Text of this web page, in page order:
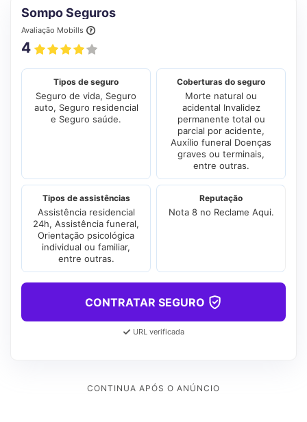
Sompo Seguros
Avaliação Mobills
4
Tipos de seguro
Seguro de vida, Seguro
auto, Seguro residencial
e Seguro saúde.
Coberturas do seguro
Morte natural ou
acidental Invalidez
permanente total ou
parcial por acidente,
Auxílio funeral Doenças
graves ou terminais,
entre outras.
Tipos de assistências
Assistência residencial
24h, Assistência funeral,
Orientação psicológica
individual ou familiar,
entre outras.
Reputação
Nota 8 no Reclame Aqui.
CONTRATAR SEGURO
URL verificada